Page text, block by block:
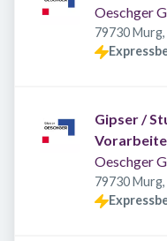
Oeschger
79730
Gipser /
Oeschger
79730